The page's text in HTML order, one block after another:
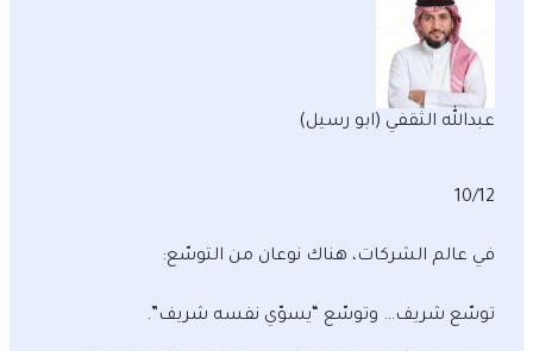
عبدالله الثقفي (ابو رسيل)
10/12
في عالم الشركات، هناك نوعان من التوسّع:
توسّع شريف… وتوسّع “يسوّي نفسه شريف”.